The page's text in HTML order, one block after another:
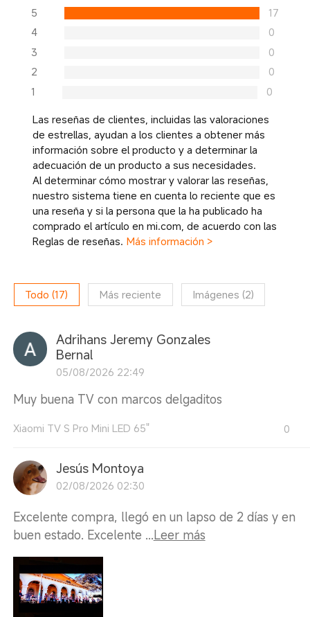
5
17
4
0
3
0
2
0
1
0
Las reseñas de clientes, incluidas las valoraciones
de estrellas, ayudan a los clientes a obtener más
información sobre el producto y a determinar la
adecuación de un producto a sus necesidades.
Al determinar cómo mostrar y valorar las reseñas,
nuestro sistema tiene en cuenta lo reciente que es
una reseña y si la persona que la ha publicado ha
comprado el artículo en mi.com, de acuerdo con las
Reglas de reseñas. Más información >
Todo (17) Más reciente Imágenes (2)
Adrihans Jeremy Gonzales
Bernal
05/08/2026 22:49
Muy buena TV con marcos delgaditos
Xiaomi TV S Pro Mini LED 65" 0
Jesús Montoya
02/08/2026 02:30
Excelente compra, llegó en un lapso de 2 días y en
buen estado. Excelente ...Leer más